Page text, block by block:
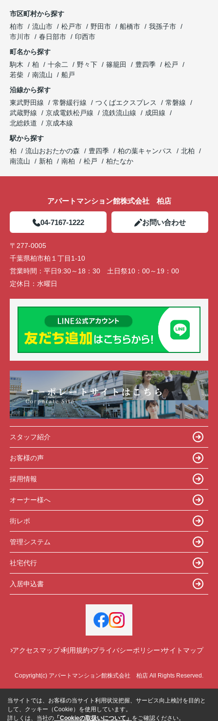
市区町村から探す
柏市
流山市 松戸市 野田市 船橋市
我孫子市
市川市
春日部市
印西市
町名から探す
駒木
柏 十余二 野々下 篠籠田 豊四季
松戸
若柴
南流山
船戸
沿線から探す
東武野田線
常磐緩行線 つくばエクスプレス
常磐線
武蔵野線
京成電鉄松戸線 流鉄流山線
成田線
北総鉄道
京成本線
駅から探す
柏
流山おおたかの森 豊四季 柏の葉キャンパス
北柏
南流山
新柏 南柏 松戸 柏たなか
アパートマンション館株式会社 柏店
04-7167-1222 お問い合わせ
〒277-0005
千葉県柏市柏１丁目1-10
営業時間： 平日9:30～18：30 土日祭10：00～19：00
定休日： 水曜日
スタッフ紹介
お客様の声
採用情報
オーナー様へ
街レポ
管理システム
社宅代行
入居申込書
アクセスマップ 利用規約 プライバシーポリシー サイトマップ
Copyright(c) アパートマンション館株式会社 柏店 All Rights Reserved.
当サイトでは、お客様の当サイト利用状況把握、サービス向上検討を目的と
して、クッキー（Cookie）を使用しています。
詳しくは、当社の 「Cookieの取扱いについて」 をご確認ください。